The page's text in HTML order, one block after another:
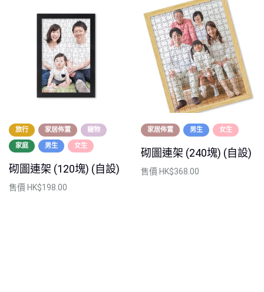
旅行 家居佈置 寵物
家庭 男生 女生
砌圖連架 (120塊) (自設)
售價 HK$198.00
家居佈置 男生 女生
砌圖連架 (240塊) (自設)
售價 HK$368.00